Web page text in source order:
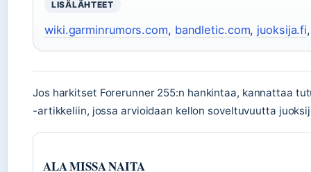
LISÄLÄHTEET
wiki.garminrumors.com, bandletic.com, juoksija.fi
Jos harkitset Forerunner 255:n hankintaa, kannattaa
-artikkeliin, jossa arvioidaan kellon soveltuvuutta
ALA MISSA NAITA